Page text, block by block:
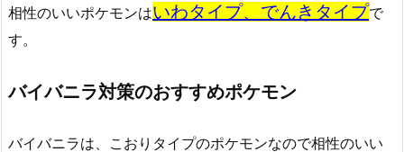
相性のいいポケモンはいわタイプ、でんきタイプで
す。
バイバニラ対策のおすすめポケモン
バイバニラは、こおりタイプのポケモンなので相性のいい